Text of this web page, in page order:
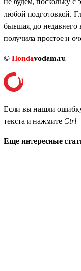
не будем, поскольку с
любой подготовкой.
бывшая, до недавнего
получила простое и
© Hondavodam.ru
Если вы нашли
текста и нажмите
Еще интересные